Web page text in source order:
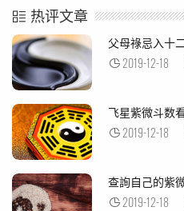
热评文章
父母祿忌入十
2019-12-18
飞星紫微斗数
2019-12-18
查詢自己的紫
2019-12-18